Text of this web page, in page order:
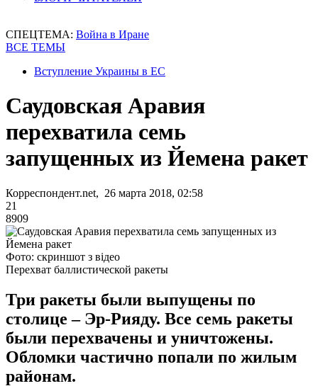
СПЕЦТЕМА: Война в Иране
ВСЕ ТЕМЫ
Вступление Украины в ЕС
Саудовская Аравия
перехватила семь
запущенных из Йемена ракет
Корреспондент.net, 26 марта 2018, 02:58
21
8909
Фото: скриншот з відео
Перехват баллистической ракеты
Три ракеты были выпущены по
столице – Эр-Рияду. Все семь ракеты
были перехвачены и уничтожены.
Обломки частично попали по жилым
районам.